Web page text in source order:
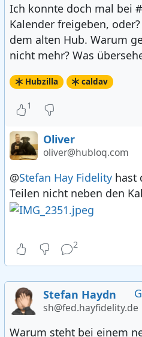
Ich konnte doch mal bei #
Kalender freigeben,
dem alten Hub. Warum
nicht mehr? Was
Hubzilla caldav
1
Oliver
oliver@hubloq.com
@Stefan Hay Fidelity hast
Teilen nicht neben den
2
Stefan Haydn
sh@fed.hayfidelity.de
Warum steht bei einem